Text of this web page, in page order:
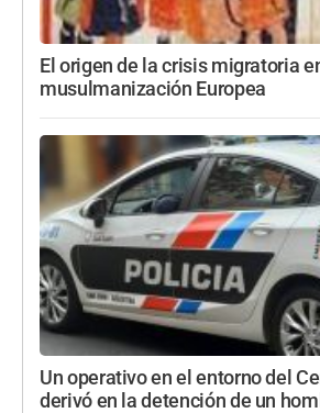
El origen de la crisis migratoria
musulmanización Europea
Un operativo en el entorno del
derivó en la detención de un